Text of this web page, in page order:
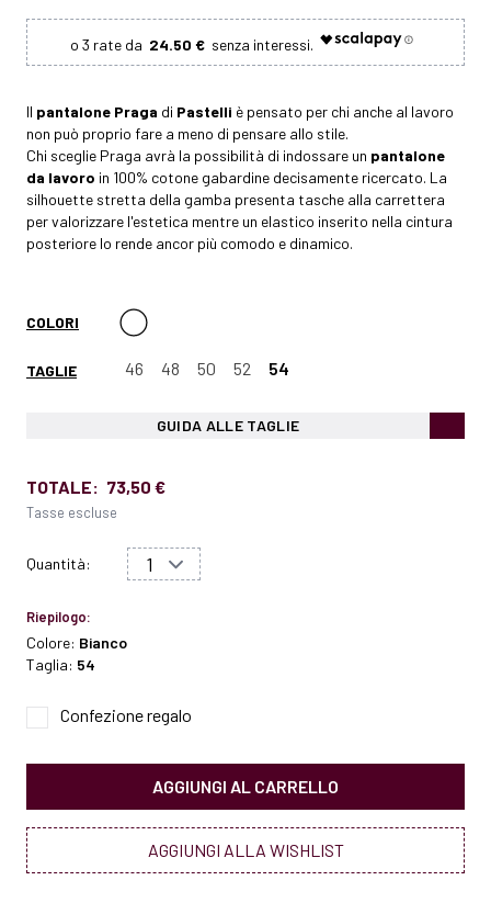
24.50 €
Il pantalone Praga di Pastelli è pensato per chi anche al lavoro
non può proprio fare a meno di pensare allo stile.
Chi sceglie Praga avrà la possibilità di indossare un pantalone
da lavoro in 100% cotone gabardine decisamente ricercato. La
silhouette stretta della gamba presenta tasche alla carrettera
per valorizzare l'estetica mentre un elastico inserito nella cintura
posteriore lo rende ancor più comodo e dinamico.
COLORI
TAGLIE 46 48 50 52 54
GUIDA ALLE TAGLIE
TOTALE: 73,50 €
Tasse escluse
Quantità:
Riepilogo:
Colore: Bianco
Taglia: 54
Confezione regalo
AGGIUNGI AL CARRELLO
AGGIUNGI ALLA WISHLIST